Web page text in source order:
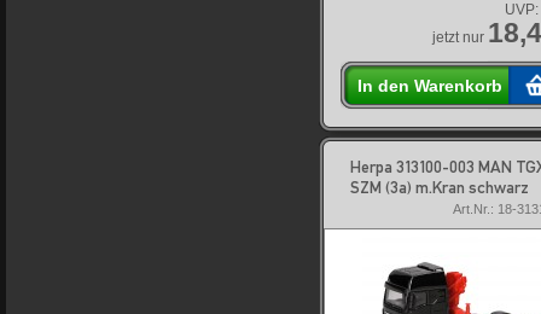
UVP:
jetzt nur
In den Warenkorb
Herpa 313100-003 MAN
SZM (3a) m.Kran schwarz
Art.Nr.: 18-